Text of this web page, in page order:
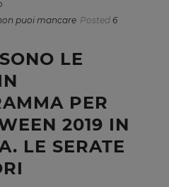
puoi mancare Posted 6
LE
PER
2019 IN
LE SERATE